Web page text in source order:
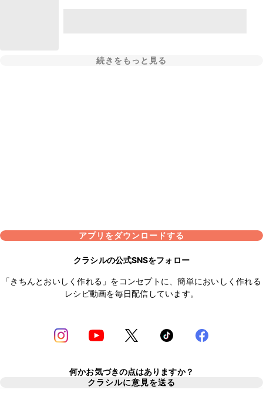
続きをもっと見る
アプリをダウンロードする
クラシルの公式SNSをフォロー
「きちんとおいしく作れる」をコンセプトに、簡単においしく作れる
レシピ動画を毎日配信しています。
何かお気づきの点はありますか？
クラシルに意見を送る